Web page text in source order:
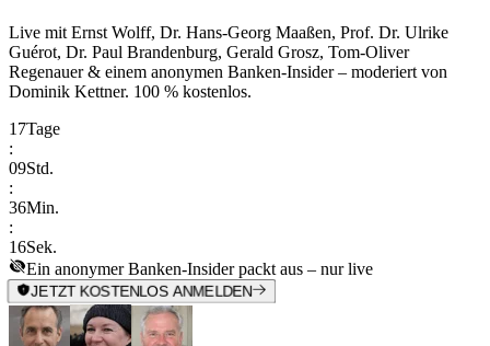
Live mit Ernst Wolff, Dr. Hans-Georg Maaßen, Prof. Dr. Ulrike
Guérot, Dr. Paul Brandenburg, Gerald Grosz, Tom-Oliver
Regenauer & einem anonymen Banken-Insider– moderiert von
Dominik Kettner. 100 % kostenlos.
17Tage
:
09Std.
:
36Min.
:
16Sek.
Ein anonymer Banken-Insider packt aus – nur live
JETZT KOSTENLOS ANMELDEN